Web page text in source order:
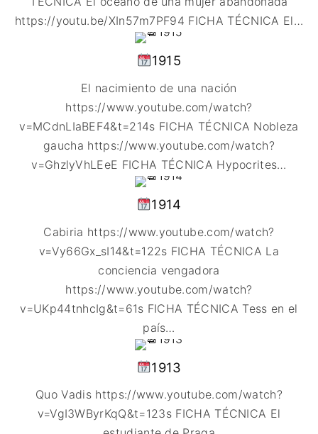
https://youtu.be/XIn57m7PF94 FICHA TÉCNICA El…
1915
El nacimiento de una nación
https://www.youtube.com/watch?
v=MCdnLIaBEF4&t=214s FICHA TÉCNICA Nobleza
gaucha https://www.youtube.com/watch?
v=GhzlyVhLEeE FICHA TÉCNICA Hypocrites…
1914
Cabiria https://www.youtube.com/watch?
v=Vy66Gx_sI14&t=122s FICHA TÉCNICA La
conciencia vengadora
https://www.youtube.com/watch?
v=UKp44tnhcIg&t=61s FICHA TÉCNICA Tess en el
país…
1913
Quo Vadis https://www.youtube.com/watch?
v=VgI3WByrKqQ&t=123s FICHA TÉCNICA El